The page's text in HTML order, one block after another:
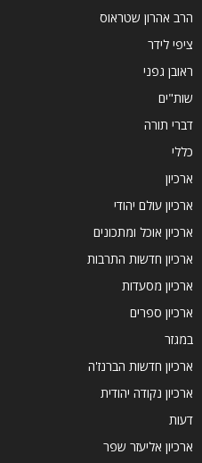
הרב אהרון שטראוס
ציפי לידר
ראובן גפני
שות"ים
דברי תורה
כללי
ארכיון
ארכיון עולם יהודי
ארכיון אוכל ומתכונים
ארכיון חדשות התרבות
ארכיון מסעדות
ארכיון ספרים
במגזר
ארכיון חדשות הברנז'ה
ארכיון נקודה יהודית
דעות
ארכיון אליעזר שפר